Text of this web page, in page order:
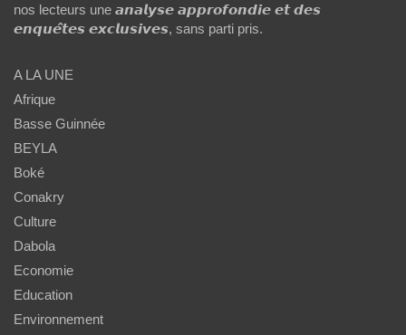
nos lecteurs une 𝙖𝙣𝙖𝙡𝙮𝙨𝙚 𝙖𝙥𝙥𝙧𝙤𝙛𝙤𝙣𝙙𝙞𝙚 𝙚𝙩 𝙙𝙚𝙨
𝙚𝙣𝙦𝙪𝙚̂𝙩𝙚𝙨 𝙚𝙭𝙘𝙡𝙪𝙨𝙞𝙫𝙚𝙨, sans parti pris.
A LA UNE
Afrique
Basse Guinnée
BEYLA
Boké
Conakry
Culture
Dabola
Economie
Education
Environnement